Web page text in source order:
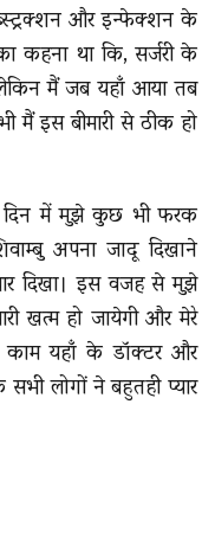
और इन्फेक्शन के
कहना था कि, सर्जरी के
मैं जब यहाँ आया तब
मैं इस बीमारी से ठीक हो
में मुझे कुछ भी फरक
अपना जादू दिखाने
दिखा। इस वजह से मुझे
खत्म हो जायेगी और मेरे
यहाँ के डॉक्टर और
लोगों ने बहुतही प्यार